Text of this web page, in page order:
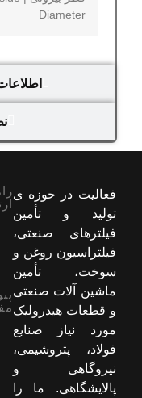
Diameter
فعالیت در حوزه ی
تولید و تأمین
فیلترهای صنعتی،
فیلتراسیون روغن و
سوخت، تأمین
ماشین آلات صنعتی
و قطعات هیدرولیک
مورد نیاز صنایع
فولاد، پتروشیمی،
نیروگاهی و
پالایشگاهی. ما را